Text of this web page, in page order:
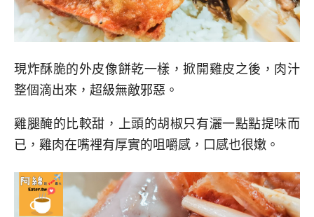
現炸酥脆的外皮像餅乾一樣，掀開雞皮之後，肉汁
整個滴出來，超級無敵邪惡。
雞腿醃的比較甜，上頭的胡椒只有灑一點點提味而
已，雞肉在嘴裡有厚實的咀嚼感，口感也很嫩。